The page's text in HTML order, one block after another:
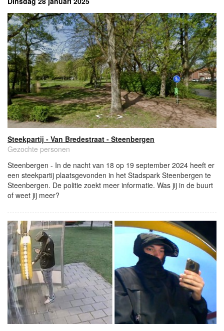
Steekpartij - Van Bredestraat - Steenbergen
Gezochte personen
Steenbergen - In de nacht van 18 op 19 september 2024 heeft er
een steekpartij plaatsgevonden in het Stadspark Steenbergen te
Steenbergen. De politie zoekt meer informatie. Was jij in de buurt
of weet jij meer?